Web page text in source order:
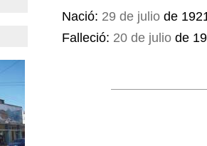
Nació: 29 de julio de
Falleció: 20 de julio de